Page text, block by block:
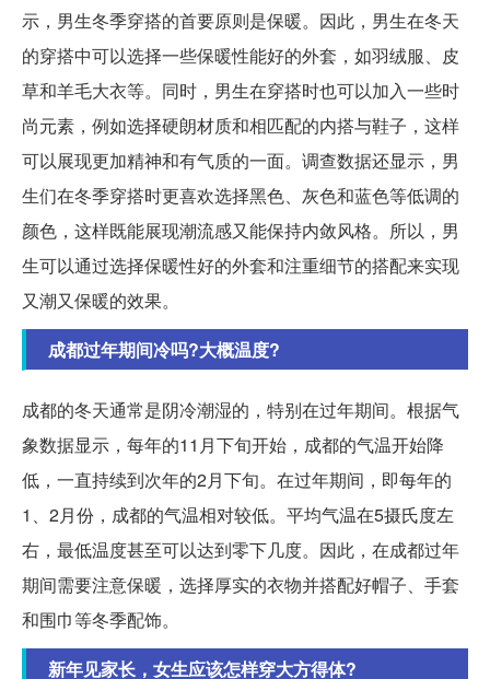
示，男生冬季穿搭的首要原则是保暖。因此，男生在冬天
的穿搭中可以选择一些保暖性能好的外套，如羽绒服、皮
草和羊毛大衣等。同时，男生在穿搭时也可以加入一些时
尚元素，例如选择硬朗材质和相匹配的内搭与鞋子，这样
可以展现更加精神和有气质的一面。调查数据还显示，男
生们在冬季穿搭时更喜欢选择黑色、灰色和蓝色等低调的
颜色，这样既能展现潮流感又能保持内敛风格。所以，男
生可以通过选择保暖性好的外套和注重细节的搭配来实现
又潮又保暖的效果。
成都过年期间冷吗?大概温度?
成都的冬天通常是阴冷潮湿的，特别在过年期间。根据气
象数据显示，每年的11月下旬开始，成都的气温开始降
低，一直持续到次年的2月下旬。在过年期间，即每年的
1、2月份，成都的气温相对较低。平均气温在5摄氏度左
右，最低温度甚至可以达到零下几度。因此，在成都过年
期间需要注意保暖，选择厚实的衣物并搭配好帽子、手套
和围巾等冬季配饰。
新年见家长，女生应该怎样穿大方得体?